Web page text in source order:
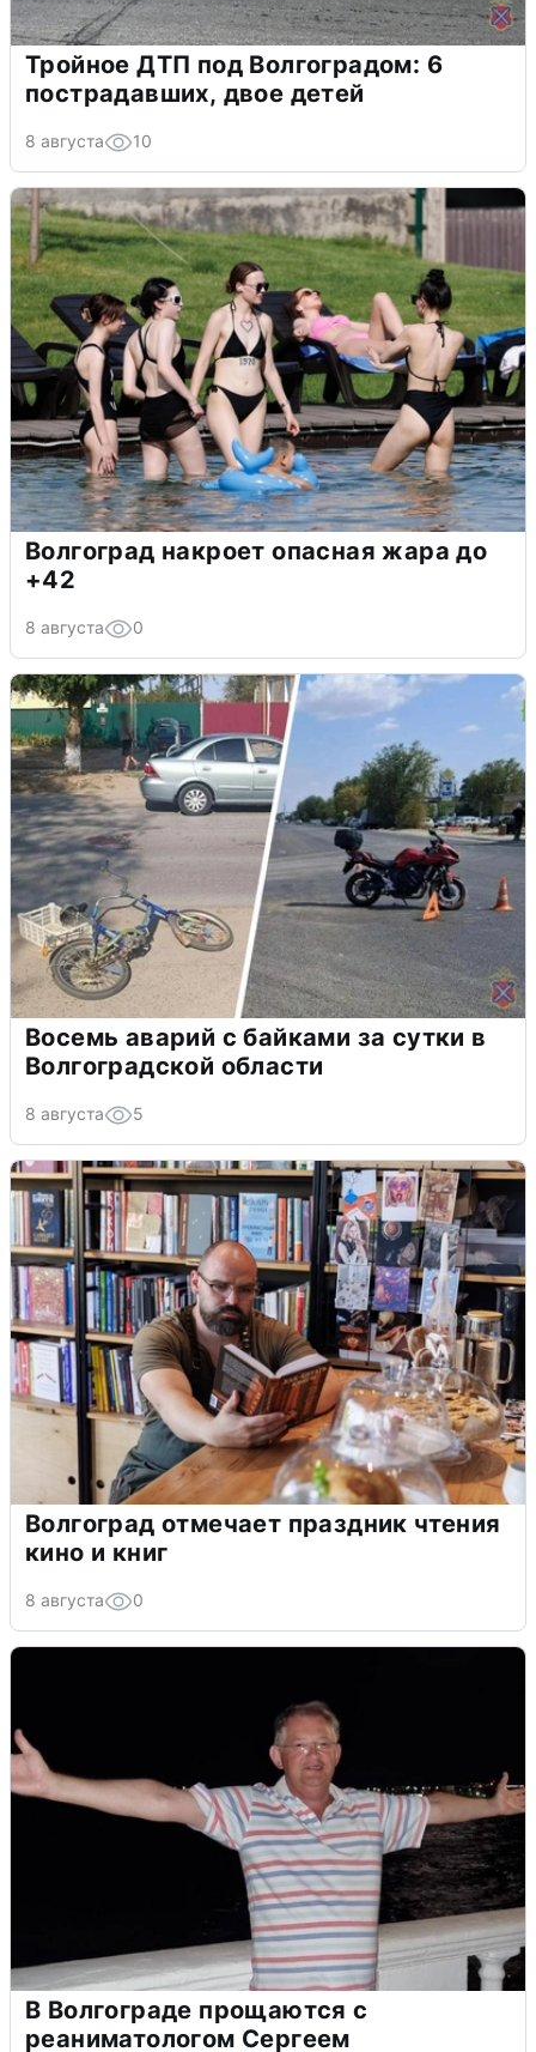
Тройное ДТП под Волгоградом: 6
пострадавших, двое детей
8 августа 10
Волгоград накроет опасная жара до
+42
8 августа 0
Восемь аварий с байками за сутки в
Волгоградской области
8 августа 5
Волгоград отмечает праздник чтения
кино и книг
8 августа 0
В Волгограде прощаются с
реаниматологом Сергеем